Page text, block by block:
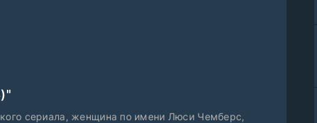
сериала, женщина по имени Люси Чемберс,